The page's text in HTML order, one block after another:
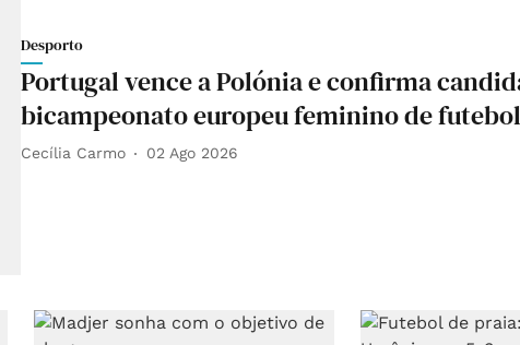
Desporto
Portugal vence a Polónia e confirma
bicampeonato europeu feminino de
Cecília Carmo 02 Ago 2026